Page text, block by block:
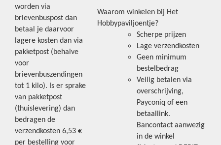
worden via
brievenbuspost dan
betaal je daarvoor
lagere kosten dan via
pakketpost (behalve
voor
brievenbuszendingen
tot 1 kilo). Is er sprake
van pakketpost
(thuislevering) dan
bedragen de
verzendkosten 6,53 €
per bestelling voor
Waarom winkelen bij Het
Hobbypaviljoentje?
Scherpe prijzen
Lage verzendkosten
Geen minimum
bestelbedrag
Veilig betalen via
overschrijving,
Payconiq of een
betaallink.
Bancontact aanwezig
in de winkel